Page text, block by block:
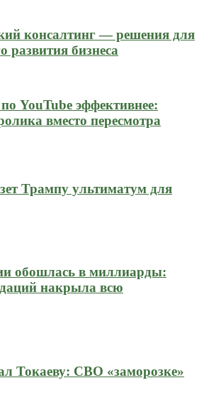
консалтинг — решения для
развития бизнеса
YouTube эффективнее:
вместо пересмотра
Трампу ультиматум для
обошлась в миллиарды:
накрыла всю
Токаеву: СВО «заморозке»